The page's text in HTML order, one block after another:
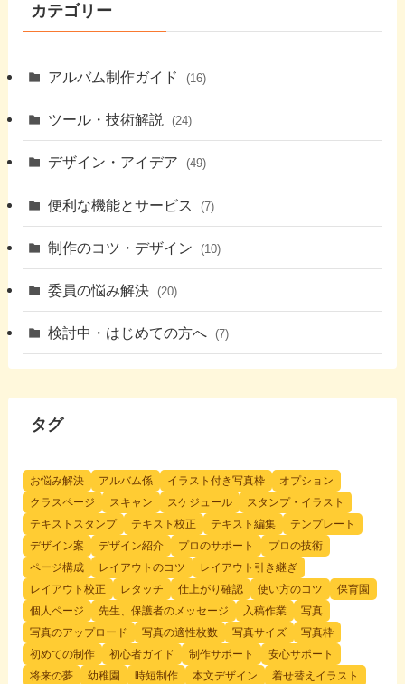
カテゴリー
アルバム制作ガイド (16)
ツール・技術解説 (24)
デザイン・アイデア (49)
便利な機能とサービス (7)
制作のコツ・デザイン (10)
委員の悩み解決 (20)
検討中・はじめての方へ (7)
タグ
お悩み解決 アルバム係 イラスト付き写真枠
オプション
クラスページ
スキャン スケジュール
スタンプ・イラスト
テキストスタンプ
テキスト校正 テキスト編集
テンプレート
デザイン案
デザイン紹介 プロのサポート
プロの技術
ページ構成
レイアウトのコツ
レイアウト引き継ぎ
レイアウト校正
レタッチ 仕上がり確認 使い方のコツ
保育園
個人ページ
先生、保護者のメッセージ 入稿作業
写真
写真のアップロード
写真の適性枚数 写真サイズ
写真枠
初めての制作
初心者ガイド 制作サポート
安心サポート
将来の夢
幼稚園 時短制作 本文デザイン
着せ替えイラスト